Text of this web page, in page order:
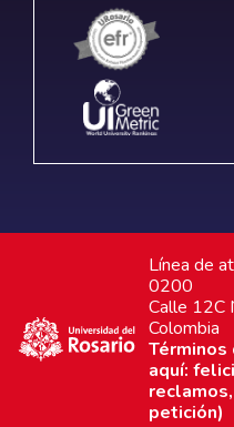
Línea de
0200
Calle 12C
Colombia
Términos
aquí:
petición)